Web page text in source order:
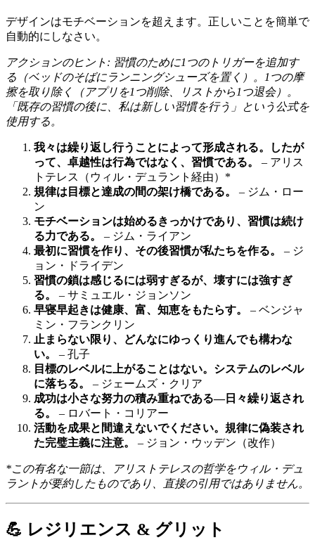
デザインはモチベーションを超えます。正しいことを簡単で
自動的にしなさい。
アクションのヒント: 習慣のために1つのトリガーを追加す
る（ベッドのそばにランニングシューズを置く）。1つの摩
擦を取り除く（アプリを1つ削除、リストから1つ退会）。
「既存の習慣の後に、私は新しい習慣を行う」という公式を
使用する。
我々は繰り返し行うことによって形成される。したが
って、卓越性は行為ではなく、習慣である。
– アリス
トテレス（ウィル・デュラント経由）*
規律は目標と達成の間の架け橋である。
– ジム・ロー
ン
モチベーションは始めるきっかけであり、習慣は続け
る力である。
– ジム・ライアン
最初に習慣を作り、その後習慣が私たちを作る。
– ジ
ョン・ドライデン
習慣の鎖は感じるには弱すぎるが、壊すには強すぎ
る。
– サミュエル・ジョンソン
早寝早起きは健康、富、知恵をもたらす。
– ベンジャ
ミン・フランクリン
止まらない限り、どんなにゆっくり進んでも構わな
い。
– 孔子
目標のレベルに上がることはない。システムのレベル
に落ちる。
– ジェームズ・クリア
成功は小さな努力の積み重ねである—日々繰り返され
る。
– ロバート・コリアー
活動を成果と間違えないでください。規律に偽装され
た完璧主義に注意。
– ジョン・ウッデン（改作）
*この有名な一節は、アリストテレスの哲学をウィル・デュ
ラントが要約したものであり、直接の引用ではありません。
💪 レジリエンス & グリット